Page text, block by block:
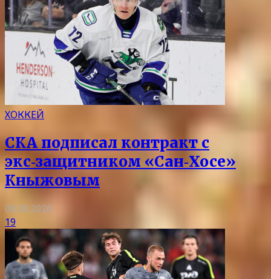
ХОККЕЙ
СКА подписал контракт с
экс‑защитником «Сан‑Хосе»
Кныжовым
08.08.2026
19